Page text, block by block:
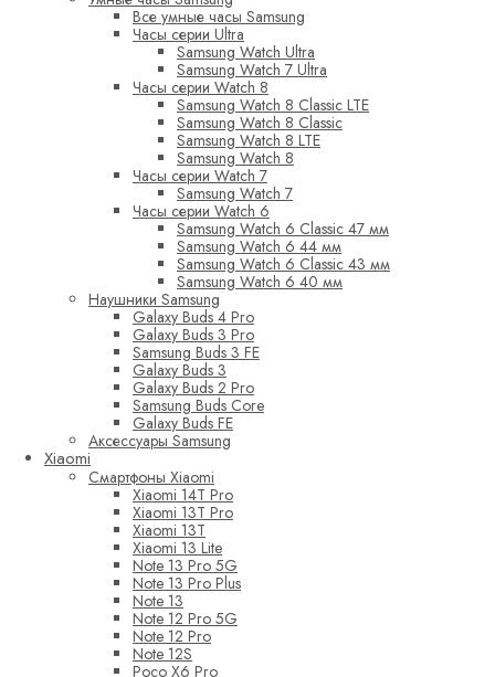
Все умные часы Samsung
Часы серии Ultra
Samsung Watch Ultra
Samsung Watch 7 Ultra
Часы серии Watch 8
Samsung Watch 8 Classic LTE
Samsung Watch 8 Classic
Samsung Watch 8 LTE
Samsung Watch 8
Часы серии Watch 7
Samsung Watch 7
Часы серии Watch 6
Samsung Watch 6 Classic 47 мм
Samsung Watch 6 44 мм
Samsung Watch 6 Classic 43 мм
Samsung Watch 6 40 мм
Наушники Samsung
Galaxy Buds 4 Pro
Galaxy Buds 3 Pro
Samsung Buds 3 FE
Galaxy Buds 3
Galaxy Buds 2 Pro
Samsung Buds Core
Galaxy Buds FE
Аксессуары Samsung
Xiaomi
Смартфоны Xiaomi
Xiaomi 14T Pro
Xiaomi 13T Pro
Xiaomi 13T
Xiaomi 13 Lite
Note 13 Pro 5G
Note 13 Pro Plus
Note 13
Note 12 Pro 5G
Note 12 Pro
Note 12S
Poco X6 Pro